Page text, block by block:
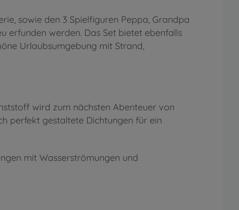
sowie den 3 Spielfiguren Peppa, Grandpa
erfunden werden. Das Set bietet ebenfalls
Urlaubsumgebung mit Strand,
wird zum nächsten Abenteuer von
perfekt gestaltete Dichtungen für ein
mit Wasserströmungen und